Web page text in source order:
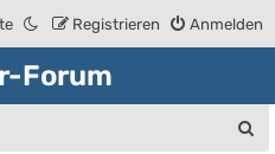
Anmelden
Registrieren
Forum